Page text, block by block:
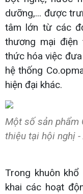
dưỡng,... được
tâm lớn từ các
thương mại
thức hóa việc
hệ thống
hiện đại khác.
Một số sản phẩm
thiệu tại hội nghị -
Trong khuôn
khai các hoạt